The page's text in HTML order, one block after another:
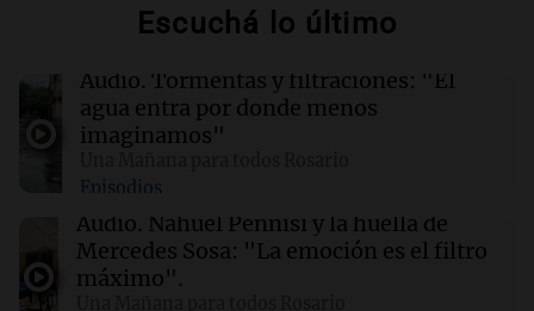
02:03 Tecnología
Airbnb acelera el lanzamiento de funciones
gracias a la inteligencia artificial en su
búsqueda
01:49 Mundo
El Pentágono solicita a la industria de defensa
un aumento en la producción de armas
Escuchá lo último
Audio. Tormentas y filtraciones: "El
agua entra por donde menos
imaginamos"
Episodios
Audio. Nahuel Pennisi y la huella de
Mercedes Sosa: "La emoción es el filtro
máximo".